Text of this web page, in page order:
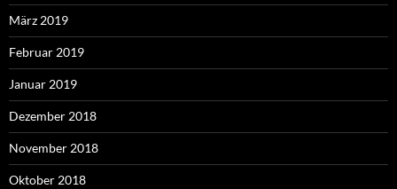
März 2019
Februar 2019
Januar 2019
Dezember 2018
November 2018
Oktober 2018